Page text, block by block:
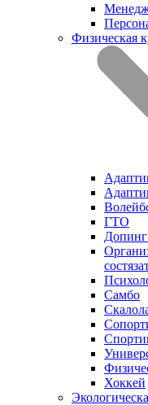
Физическая
ГТО
Допинг
Самбо
Хоккей